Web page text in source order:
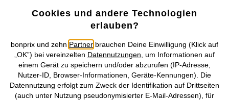
Unser Service
Unser Angebot
Unser Unternehmen
Topkategorien / Saisonales
Cookies und andere Technologien
erlauben?
bonprix und zehn Partner brauchen Deine Einwilligung (Klick auf
„OK”) bei vereinzelten Datennutzungen , um Informationen auf
einem Gerät zu speichern und/oder abzurufen (IP-Adresse,
Nutzer-ID, Browser-Informationen, Geräte-Kennungen). Die
Datennutzung erfolgt zum Zweck der Identifikation auf Drittseiten
(auch unter Nutzung pseudonymisierter E-Mail-Adressen), für